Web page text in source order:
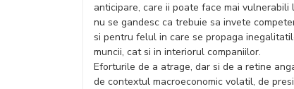
anticipare, care ii poate face mai
nu se gandesc ca trebuie sa invete
si pentru felul in care se propaga
muncii, cat si in interiorul companiilor.
Eforturile de a atrage, dar si de a retine
de contextul macroeconomic volatil, de